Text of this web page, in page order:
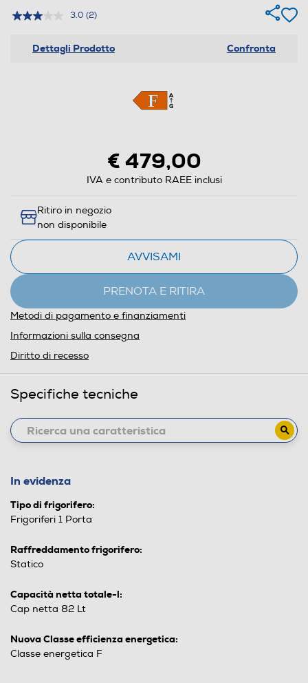
3.0 (2)
Dettagli Prodotto Confronta
€ 479,00
IVA e contributo RAEE inclusi
Ritiro in negozio
non disponibile
AVVISAMI
PRENOTA E RITIRA
Metodi di pagamento e finanziamenti
Informazioni sulla consegna
Diritto di recesso
Specifiche tecniche
In evidenza
Tipo di frigorifero:
Frigoriferi 1 Porta
Raffreddamento frigorifero:
Statico
Capacità netta totale-l:
Cap netta 82 Lt
Nuova Classe efficienza energetica:
Classe energetica F